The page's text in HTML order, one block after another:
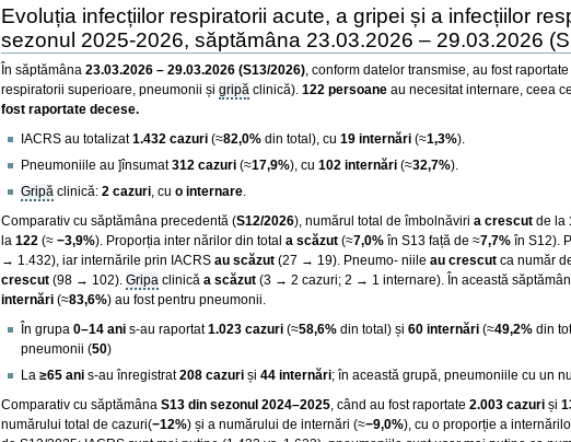
Evoluția infecțiilor respiratorii acute, a gripei și a infecțiilor
sezonul 2025-2026, săptămâna 23.03.2026 – 29.03.2026
În săptămâna 23.03.2026 – 29.03.2026 (S13/2026), conform datelor transmise, au fost raportate
respiratorii superioare, pneumonii și gripă clinică). 122 persoane au necesitat internare, ceea
fost raportate decese.
IACRS au totalizat1.432 cazuri (≈82,0% din total), cu 19 internări (≈1,3%).
Pneumoniile au ]însumat312 cazuri (≈17,9%), cu 102 internări (≈32,7%).
Gripă clinică: 2 cazuri, cu o internare.
Comparativ cu săptămâna precedentă (S12/2026), numărul total de îmbolnăviri a crescut de la
la 122 (≈ −3,9%). Proporția inter nărilor din total a scăzut (≈7,0% în S13 față de ≈7,7% în S12).
→ 1.432), iar internările prin IACRS au scăzut (27 → 19). Pneumo- niile au crescut ca număr
crescut (98 → 102). Gripa clinică a scăzut (3 → 2 cazuri; 2 → 1 internare). În această
internări (≈83,6%) au fost pentru pneumonii.
În grupa 0–14 ani s-au raportat1.023 cazuri (≈58,6% din total) și 60 internări (≈49,2% din
pneumonii (50)
La ≥65 ani s-au înregistrat208 cazuri și 44 internări; în această grupă, pneumoniile cu un
Comparativ cu săptămâna S13 din sezonul 2024–2025, când au fost raportate 2.003 cazuri și
numărului total de cazuri(−12%) și a numărului de internări (≈−9,0%), cu o proporție a